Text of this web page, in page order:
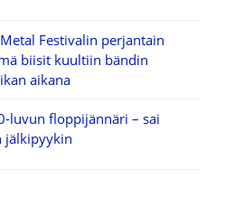
Festivalin perjantain
biisit kuultiin bändin
aikana
luvun floppijännäri – sai
jälkipyykin